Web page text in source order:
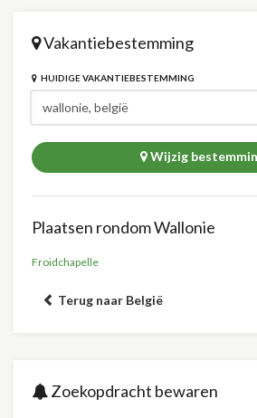
Vakantiebestemming
HUIDIGE VAKANTIEBESTEMMING
Wijzig
Plaatsen rondom Wallonie
Froidchapelle
Terug naar België
Zoekopdracht bewaren